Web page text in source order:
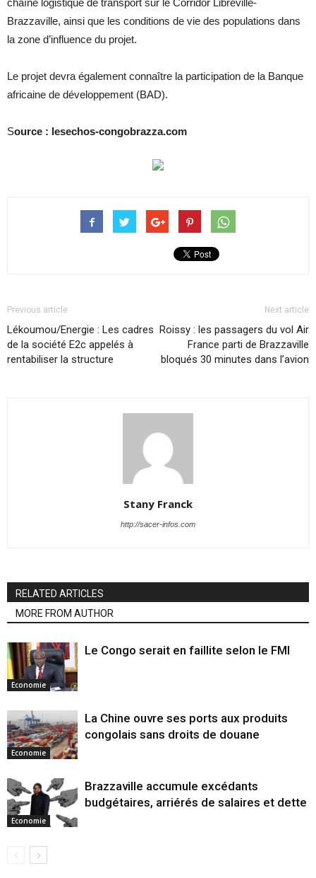
chaîne logistique de transport sur le Corridor Libreville-
Brazzaville, ainsi que les conditions de vie des populations dans
la zone d’influence du projet.
Le projet devra également connaître la participation de la Banque
africaine de développement (BAD).
Source : lesechos-congobrazza.com
Previous article
Lékoumou/Energie : Les cadres
de la société E2c appelés à
rentabiliser la structure
Next article
Roissy : les passagers du vol Air
France parti de Brazzaville
bloqués 30 minutes dans l’avion
Stany Franck
http://sacer-infos.com
RELATED ARTICLES
MORE FROM AUTHOR
Economie
Le Congo serait en faillite selon le FMI
Economie
La Chine ouvre ses ports aux produits
congolais sans droits de douane
Economie
Brazzaville accumule excédants
budgétaires, arriérés de salaires et dette